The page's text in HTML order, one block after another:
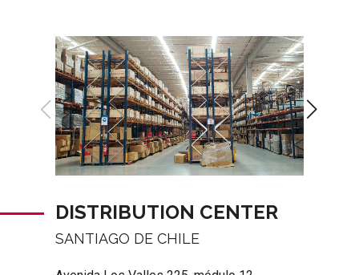
DISTRIBUTION CENTER
SANTIAGO DE CHILE